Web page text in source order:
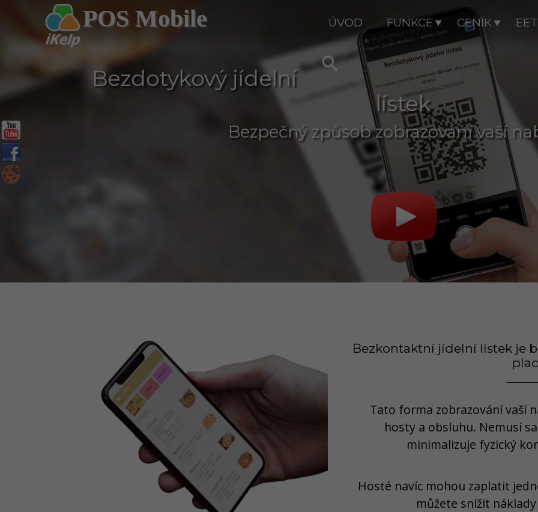
POS Mobile ÚVOD FUNKCE CENÍK

Bezdotykový jídelní
lístek
Bezpečný způsob zobrazování vaší
Bezkontaktní jídelní lístek je
Tato forma zobrazování vaší
hosty a obsluhu. Nemusí
minimalizuje fyzický
Hosté navíc mohou zaplatit
můžete snížit